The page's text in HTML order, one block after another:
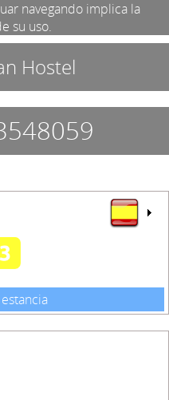
navegando implica la
su uso.
Hostel